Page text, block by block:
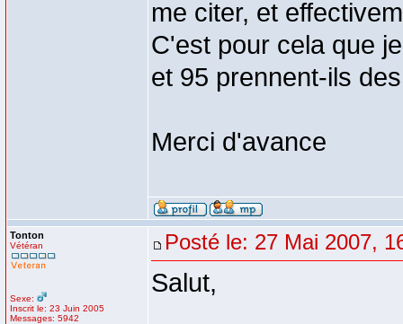
me citer, et
C'est pour cela que
et 95 prennent-ils
Merci d'avance
Tonton
Vétéran
Sexe:
Inscrit le: 23 Juin 2005
Messages: 5942
Posté le: 27 Mai 2007,
Salut,